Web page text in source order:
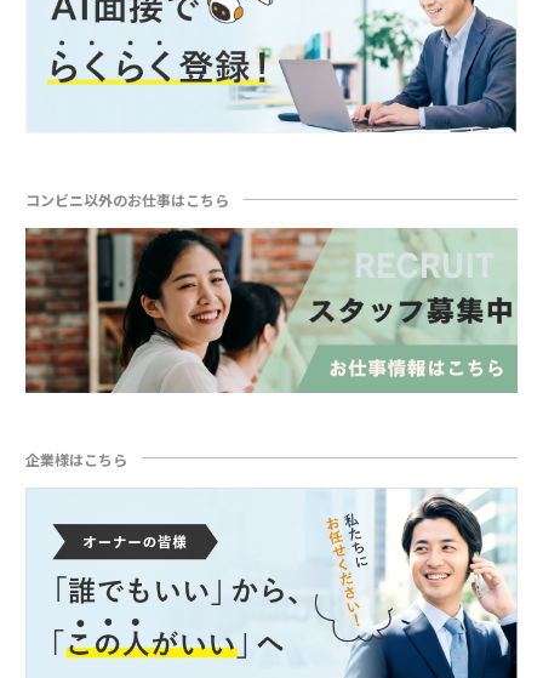
コンビニ以外のお仕事はこちら
企業様はこちら